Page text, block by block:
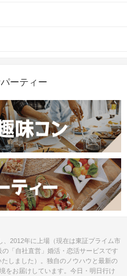
ーティー
2012年に上場（現在は東証プライム市
「自社直営」婚活・恋活サービスです
しました）。独自のノウハウと最新の
をお届けしています。今日・明日行け